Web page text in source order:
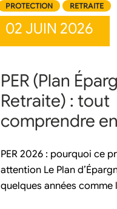
PROTECTION RETRAITE
02 JUIN 2026
PER (Plan
Retraite) : tout
comprendre
PER 2026 : pourquoi ce
attention Le Plan
quelques années comme